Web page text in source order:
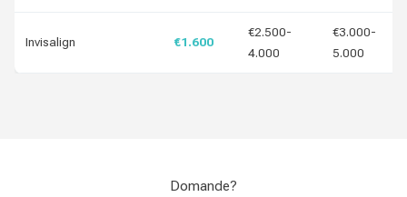
Invisalign €1.600
€2.500-
4.000
€3.000-
5.000
Domande?